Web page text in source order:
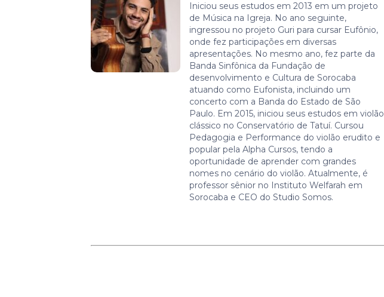
Iniciou seus estudos em 2013 em um projeto
de Música na Igreja. No ano seguinte,
ingressou no projeto Guri para cursar Eufônio,
onde fez participações em diversas
apresentações. No mesmo ano, fez parte da
Banda Sinfônica da Fundação de
desenvolvimento e Cultura de Sorocaba
atuando como Eufonista, incluindo um
concerto com a Banda do Estado de São
Paulo. Em 2015, iniciou seus estudos em violão
clássico no Conservatório de Tatuí. Cursou
Pedagogia e Performance do violão erudito e
popular pela Alpha Cursos, tendo a
oportunidade de aprender com grandes
nomes no cenário do violão. Atualmente, é
professor sênior no Instituto Welfarah em
Sorocaba e CEO do Studio Somos.